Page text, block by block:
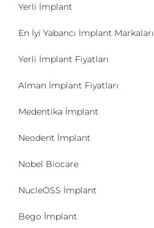
Yerli İmplant
En İyi Yabancı İmplant Markaları
Yerli İmplant Fiyatları
Alman İmplant Fiyatları
Medentika İmplant
Neodent İmplant
Nobel Biocare
NucleOSS İmplant
Bego İmplant